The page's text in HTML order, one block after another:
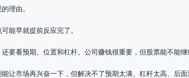
理由。
能早就提前反应完了。
要看预期、位置和杠杆。公司赚钱很重要，但股票能不能
让市场再兴奋一下，但解决不了预期太满、杠杆太高、后